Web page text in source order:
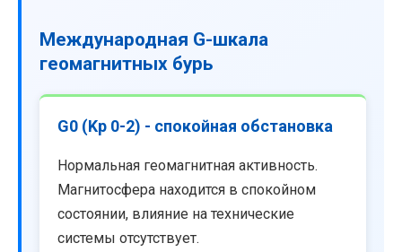
Международная G-шкала
геомагнитных бурь
G0 (Kp 0-2) - спокойная обстановка
Нормальная геомагнитная активность.
Магнитосфера находится в спокойном
состоянии, влияние на технические
системы отсутствует.